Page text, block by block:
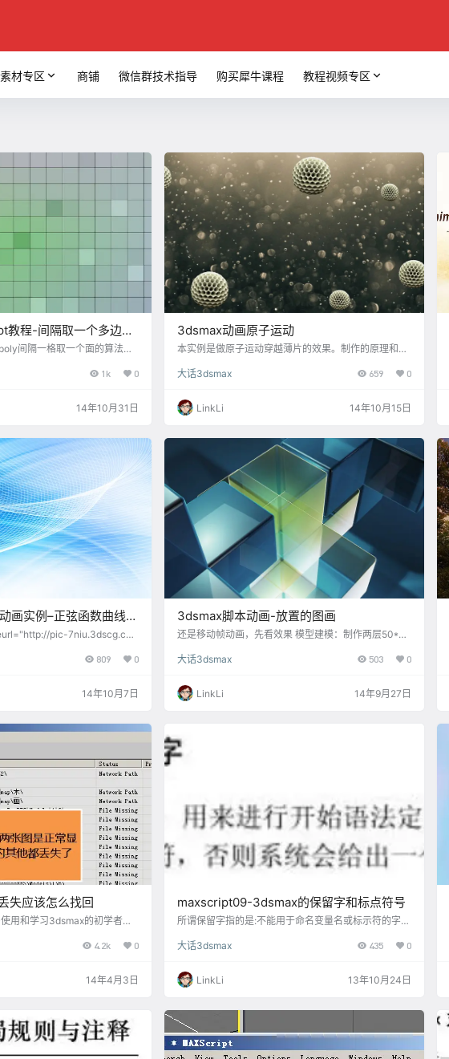
素材专区 商铺 微信群技术指导 购买犀牛课程 教程视频专区
程-间隔取一个多边形
间隔一格取一个面的算法，
maxscript的运算流程的，
重用性还不错，只要稍微修改
样的效果， 算法分解： --建
1k 0
14年10月31日
3dsmax动画原子运动
本实例是做原子运动穿越薄片的效果。制作的原理和上
“坍缩”为零，当原子穿越之后方块体积又恢复到原始状
x* for t=0 to 100 do animate on at time t for a in sele
ction do ( x=distance $sphere01 a if x <…
大话3dsmax 659 0
LinkLi 14年10月15日
画实例–正弦函数曲线生
pic-7niu.3dscg.co
开启关键帧开关，定义一个
一件事情：at time t中复制$
复制后的位置…
809 0
14年10月7日
3dsmax脚本动画-放置的图画
还是移动帧动画，先看效果 模型建模：制作两层50*50
都赋予UVW贴图坐标，注意下层的效果更上一层有所不
0°的角度，因此每个方块在翻转前要做自身X轴的“镜
像”处理。处理效果如下图 从这个图片看出，方块之间
大话3dsmax 503 0
LinkLi 14年9月27日
失应该怎么找回
用和学习3dsmax的初学者
链接得了。 [box] 我在好久之
强大的3dsmax制作效果图的
模型连同贴图、光域网一并
4.2k 0
14年4月3日
maxscript09-3dsmax的保留字和标点符号
所谓保留字指的是:不能用于命名变量名或标示符的字符
符号 它们是用来分隔和组合句子的, 或者用于特殊的数
大话3dsmax 435 0
LinkLi 13年10月24日